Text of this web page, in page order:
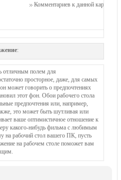
Комментариев к данной картинке
:
отличным полем для
просторное, даже, для самых
может говорить о предпочтениях
этот фон. Обои рабочего стола
предпочтения или, например,
это может быть шутливая или
ваше оптимистичное отношение к
какого-нибудь фильма с любимым
на рабочий стол вашего ПК, пусть
на рабочем столе поможет вам